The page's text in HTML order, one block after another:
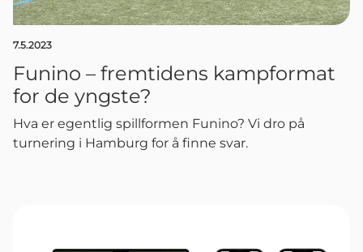
7.5.2023
Funino – fremtidens kampformat
for de yngste?
Hva er egentlig spillformen Funino? Vi dro på
turnering i Hamburg for å finne svar.